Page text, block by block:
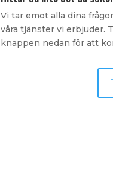
Vi tar emot alla dina
våra tjänster vi erbjuder.
knappen nedan för att